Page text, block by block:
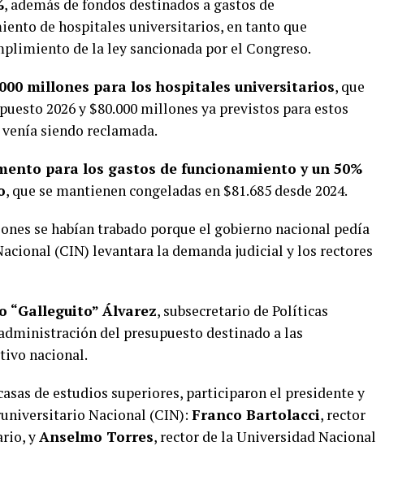
, además de fondos destinados a gastos de
de hospitales universitarios, en tanto que
de la ley sancionada por el Congreso.
millones para los hospitales universitarios, que
2026 y $80.000 millones ya previstos para estos
siendo reclamada.
para los gastos de funcionamiento y un 50%
, que se mantienen congeladas en $81.685 desde 2024.
se habían trabado porque el gobierno nacional pedía
(CIN) levantara la demanda judicial y los rectores
“Galleguito” Álvarez, subsecretario de Políticas
del presupuesto destinado a las
nacional.
de estudios superiores, participaron el presidente y
Nacional (CIN): Franco Bartolacci, rector
y Anselmo Torres, rector de la Universidad Nacional